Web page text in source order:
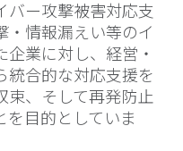
バー攻撃被害対応支
・情報漏えい等のイ
業に対し、経営・
統合的な対応支援を
束、そして再発防止
を目的としていま